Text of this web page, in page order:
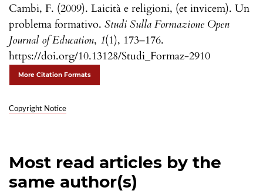
Cambi, F. (2009). Laicità e religioni, (et invicem). Un
problema formativo. Studi Sulla Formazione Open
Journal of Education, 1(1), 173–176.
https://doi.org/10.13128/Studi_Formaz-2910
More Citation Formats
Copyright Notice
Most read articles by the
same author(s)